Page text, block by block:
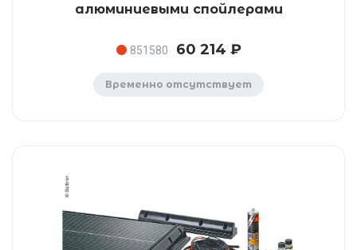
алюминиевыми спойлерами
851580 60 214 ₽
Временно отсутствует